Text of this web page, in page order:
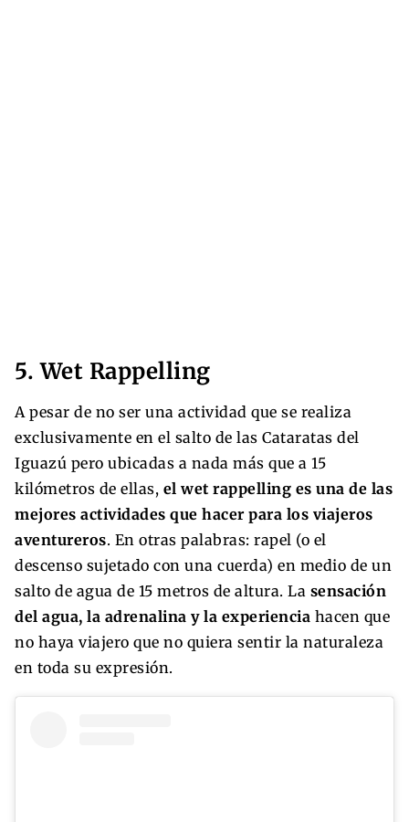
5. Wet Rappelling
A pesar de no ser una actividad que se realiza
exclusivamente en el salto de las Cataratas del
Iguazú pero ubicadas a nada más que a 15
kilómetros de ellas, el wet rappelling es una de las
mejores actividades que hacer para los viajeros
aventureros. En otras palabras: rapel (o el
descenso sujetado con una cuerda) en medio de un
salto de agua de 15 metros de altura. La sensación
del agua, la adrenalina y la experiencia hacen que
no haya viajero que no quiera sentir la naturaleza
en toda su expresión.